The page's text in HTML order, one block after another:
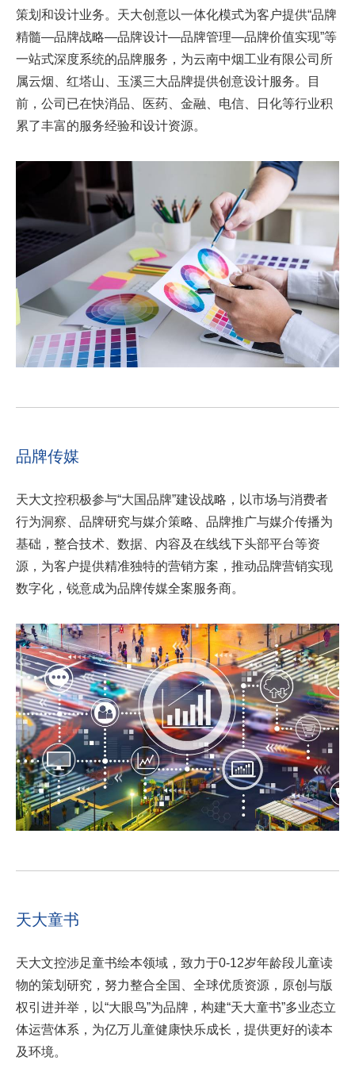
策划和设计业务。天大创意以一体化模式为客户提供“品牌
精髓—品牌战略—品牌设计—品牌管理—品牌价值实现”等
一站式深度系统的品牌服务，为云南中烟工业有限公司所
属云烟、红塔山、玉溪三大品牌提供创意设计服务。目
前，公司已在快消品、医药、金融、电信、日化等行业积
累了丰富的服务经验和设计资源。
品牌传媒
天大文控积极参与“大国品牌”建设战略，以市场与消费者
行为洞察、品牌研究与媒介策略、品牌推广与媒介传播为
基础，整合技术、数据、内容及在线线下头部平台等资
源，为客户提供精准独特的营销方案，推动品牌营销实现
数字化，锐意成为品牌传媒全案服务商。
天大童书
天大文控涉足童书绘本领域，致力于0-12岁年龄段儿童读
物的策划研究，努力整合全国、全球优质资源，原创与版
权引进并举，以“大眼鸟”为品牌，构建“天大童书”多业态立
体运营体系，为亿万儿童健康快乐成长，提供更好的读本
及环境。